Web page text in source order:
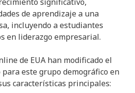
de aprendizaje a una
incluyendo a estudiantes
en liderazgo empresarial.
de EUA han modificado el
este grupo demográfico en
características principales: